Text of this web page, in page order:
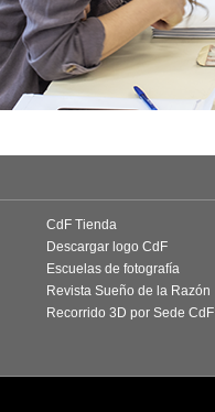
CdF Tienda
Descargar logo CdF
Escuelas de fotografía
Revista Sueño de la Razón
Recorrido 3D por Sede CdF